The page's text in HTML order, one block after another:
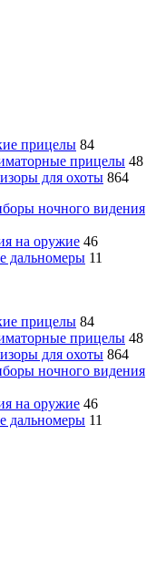
прицелы 84
прицелы 48
для охоты 864
ночного видения
на оружие 46
дальномеры 11
прицелы 84
прицелы 48
для охоты 864
ночного видения
на оружие 46
дальномеры 11